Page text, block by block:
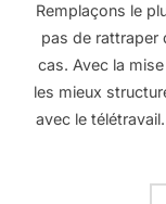
Remplaçons le
pas de rattraper
cas. Avec la
les mieux
avec le